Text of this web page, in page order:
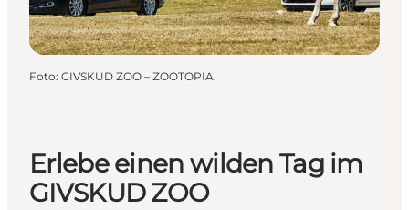
Foto: GIVSKUD ZOO – ZOOTOPIA.
Erlebe einen wilden Tag im
GIVSKUD ZOO